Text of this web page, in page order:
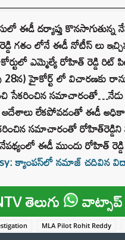
ఈడీ దర్యాప్తు
గతం లోనే ఈడీ నోటీస్ లు
ఎమ్మెల్యే రోహిత్ రెడ్డి రిట్
28న) హైకోర్ట్ లో విచారణకు
సేకరించిన సమాచారంతో…నేడు
లేకపోవడంతో ఈడీ
సమాచారంతో రోహిత్‌రెడ్డిని
ఈడీ ముందు రోహిత్
క్యాంపస్‌లో నమాజ్ చదివిన
తెలుగు
MLA Pilot Rohit Reddy